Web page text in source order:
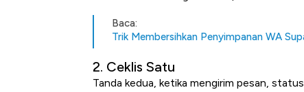
Baca:
Trik Membersihkan Penyimpanan WA
2. Ceklis Satu
Tanda kedua, ketika mengirim pesan,